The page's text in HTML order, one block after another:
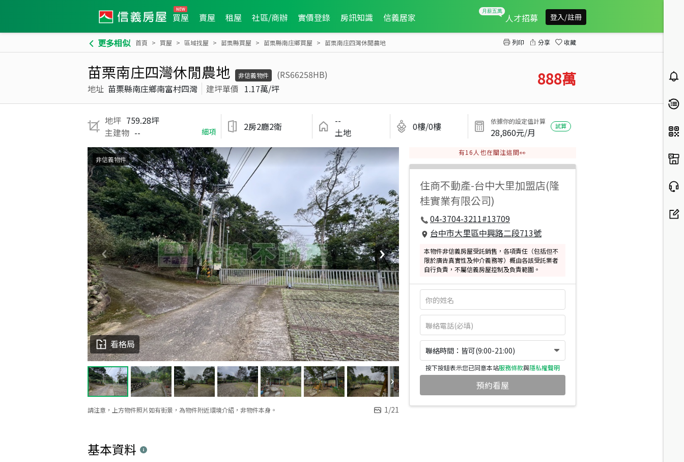
買屋 賣屋 租屋 社區/商辦 實價登錄 房訊知識 信義居家 人才招募 登入/註冊
更多相似 首頁 買屋 區域找屋 苗栗縣買屋 苗栗縣南庄鄉買屋 苗栗南庄四灣休閒農地 列印 分享 收藏
苗栗南庄四灣休閒農地 非信義物件
(RS66258HB)
地址 苗栗縣南庄鄉南富村四灣 建坪單價 1.17萬/坪 888萬
地坪 759.28坪
主建物 -- 細項 2房2廳2衛
--
土地
0樓/0樓 依據你的設定值計算
28,860元/月
試算
請注意，上方物件照片如有街景，為物件附近環境介紹，非物件本身。 1/21
看格局
非信義物件
有16 人也在關注這間👀
住商不動產-台中大里加盟店(隆
桂實業有限公司)
04-3704-3211#13709
台中市大里區中興路二段713號
本物件非信義房屋受託銷售，各項責任（包括但不
限於廣告真實性及仲介義務等）概由各該受託業者
自行負責，不屬信義房屋控制及負責範圍。
聯絡時間：皆可(9:00-21:00)
按下按鈕表示您已同意本站服務條款與隱私權聲明
預約看屋
基本資料